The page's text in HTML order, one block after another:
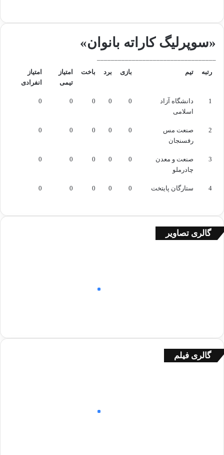
«سوپرلیگ کاراته بانوان»
رتبه
تیم بازی برد باخت
امتیاز
تیمی
امتیاز
انفرادی
1
دانشگاه آزاد
اسلامی
0
0
0
0
0
2
صنعت مس
رفسنجان
0
0
0
0
0
3
صنعت و معدن
چادرملو
0
0
0
0
0
4 ستارگان پایتخت 0
0
0
0
0
گالری تصاویر
گالری فیلم